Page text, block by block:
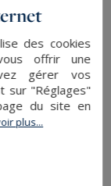
assises
de
des cookies
offrir une
gérer vos
sur "Réglages"
du site en
plus...